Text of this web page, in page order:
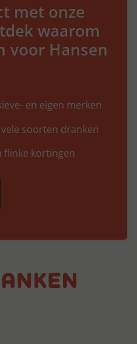
met onze
waarom
voor Hansen
en eigen merken
soorten dranken
flinke kortingen